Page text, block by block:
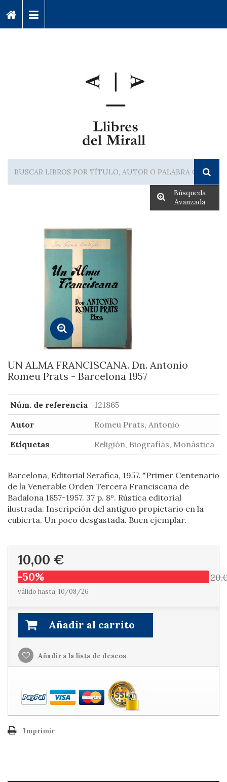
Búsqueda
Avanzada
UN ALMA FRANCISCANA. Dn. Antonio
Romeu Prats - Barcelona 1957
Núm. de referencia
121865
Autor
Romeu Prats, Antonio
Etiquetas
Religión, Biografías, Monàstica
Barcelona, Editorial Serafica, 1957. "Primer Centenario
de la Venerable Orden Tercera Franciscana de
Badalona 1857-1957. 37 p. 8º. Rústica editorial
ilustrada. Inscripción del antiguo propietario en la
cubierta. Un poco desgastada. Buen ejemplar.
10,00 €
-50%
válido hasta: 10/08/26
Añadir al carrito
Añadir a la lista de deseos
Imprimir